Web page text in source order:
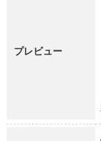
プレビュー